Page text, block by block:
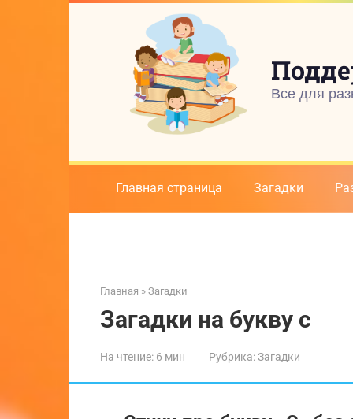
Все для
Главная страница Загадки
Главная » Загадки
Загадки на букву с
На чтение: 6 мин Рубрика:Загадки